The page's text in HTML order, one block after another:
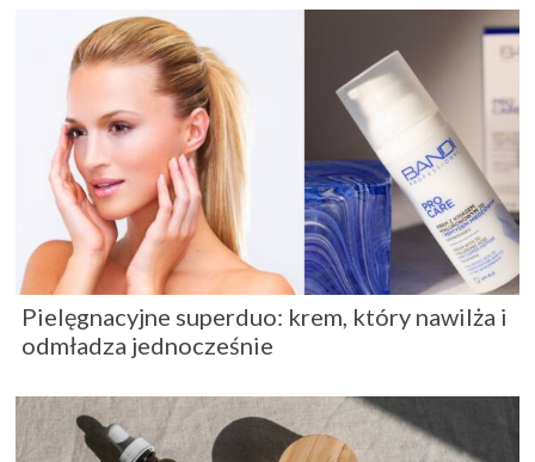
Pielęgnacyjne superduo: krem, który nawilża i
odmładza jednocześnie